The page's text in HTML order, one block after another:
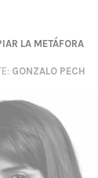
LA METÁFORA
: GONZALO PECH